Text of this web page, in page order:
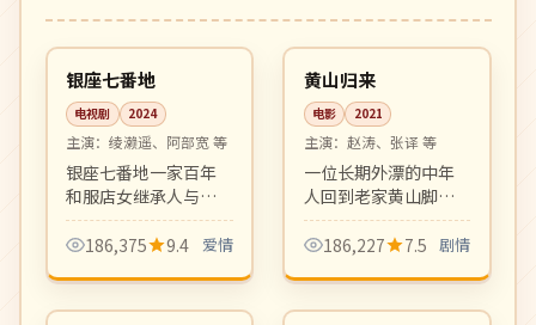
日本
热播 04:15
银座七番地
电视剧 2024
主演： 绫濑遥、阿部宽 等
银座七番地一家百年
和服店女继承人与设
计师的现代职场爱
情。优雅怀旧氛围、
品质日剧。
186,375 9.4 爱情
中国
高分 99:30
黄山归来
电影 2021
主演： 赵涛、张译 等
一位长期外漂的中年
人回到老家黄山脚下
小镇照顾生病母亲。
乡愁、家庭、和解，
平静叙事。
186,227 7.5 剧情
高分 12:22 高分 16:51